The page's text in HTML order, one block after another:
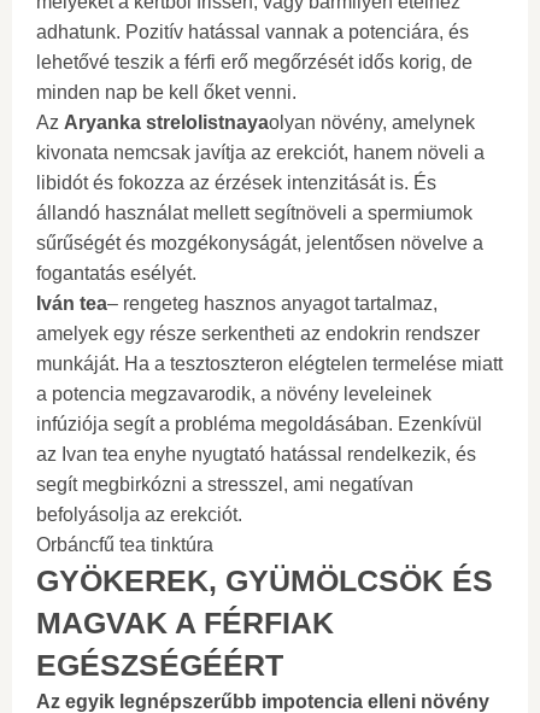
adhatunk. Pozitív hatással vannak a potenciára, és
lehetővé teszik a férfi erő megőrzését idős korig, de
minden nap be kell őket venni.
Az Aryanka strelolistnayaolyan növény, amelynek
kivonata nemcsak javítja az erekciót, hanem növeli a
libidót és fokozza az érzések intenzitását is. És
állandó használat mellett segítnöveli a spermiumok
sűrűségét és mozgékonyságát, jelentősen növelve a
fogantatás esélyét.
Iván tea– rengeteg hasznos anyagot tartalmaz,
amelyek egy része serkentheti az endokrin rendszer
munkáját. Ha a tesztoszteron elégtelen termelése miatt
a potencia megzavarodik, a növény leveleinek
infúziója segít a probléma megoldásában. Ezenkívül
az Ivan tea enyhe nyugtató hatással rendelkezik, és
segít megbirkózni a stresszel, ami negatívan
befolyásolja az erekciót.
Orbáncfű tea tinktúra
GYÖKEREK, GYÜMÖLCSÖK ÉS
MAGVAK A FÉRFIAK
EGÉSZSÉGÉÉRT
Az egyik legnépszerűbb impotencia elleni növény